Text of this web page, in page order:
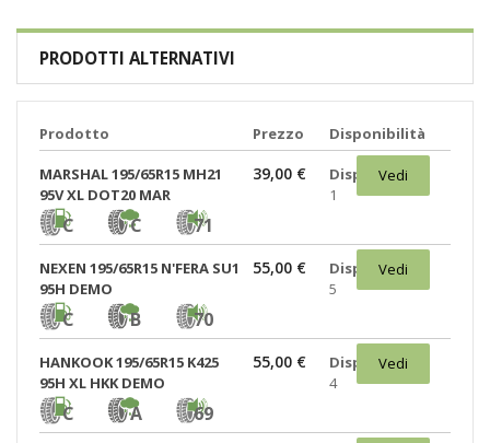
PRODOTTI ALTERNATIVI
Prodotto Prezzo Disponibilità
MARSHAL 195/65R15 MH21
95V XL DOT20 MAR
C C 71
39,00 €
Disponibili:
1
Vedi
NEXEN 195/65R15 N'FERA SU1
95H DEMO
C B 70
55,00 €
Disponibili:
5
Vedi
HANKOOK 195/65R15 K425
95H XL HKK DEMO
C A 69
55,00 €
Disponibili:
4
Vedi